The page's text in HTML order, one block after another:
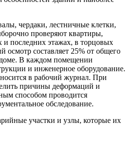
чердаки, лестничные клетки,
проверяют квартиры,
и последних этажах, в торцовых
составляет 25% от общего
доме. В каждом помещении
и инженерное оборудование.
в рабочий журнал. При
причины деформаций и
способом проводится
обследование.
участки и узлы, которые их